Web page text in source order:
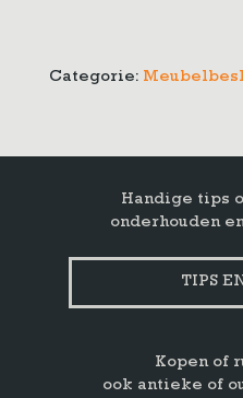
Categorie:
Handige tips
onderhouden
TIPS
Kopen of
ook antieke of